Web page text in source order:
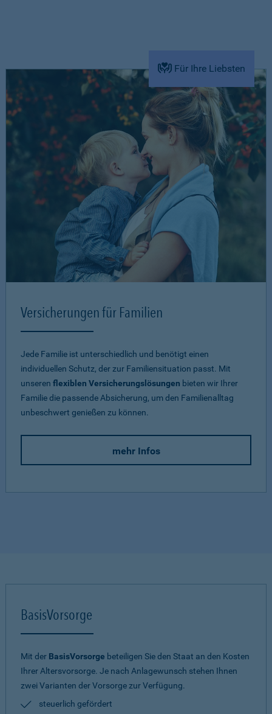
Für Ihre Liebsten
Versicherungen für Familien
Jede Familie ist unterschiedlich und benötigt einen
individuellen Schutz, der zur Familiensituation passt. Mit
unseren flexiblen Versicherungslösungen bieten wir Ihrer
Familie die passende Absicherung, um den Familienalltag
unbeschwert genießen zu können.
mehr Infos
BasisVorsorge
Mit der BasisVorsorge beteiligen Sie den Staat an den Kosten
Ihrer Altersvorsorge. Je nach Anlagewunsch stehen Ihnen
zwei Varianten der Vorsorge zur Verfügung.
steuerlich gefördert